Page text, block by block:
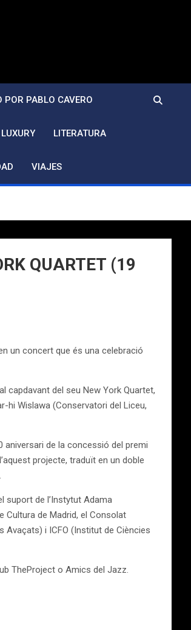
POR PABLO CAVERO
LUXURY LITERATURA
VIAJES
QUARTET (19
un concert que és una celebració
capdavant del seu New York Quartet,
hi Wislawa (Conservatori del Liceu,
aniversari de la concessió del premi
projecte, traduït en un doble
suport de l’Instytut Adama
Cultura de Madrid, el Consolat
Avaçats) i ICFO (Institut de Ciències
TheProject o Amics del Jazz.